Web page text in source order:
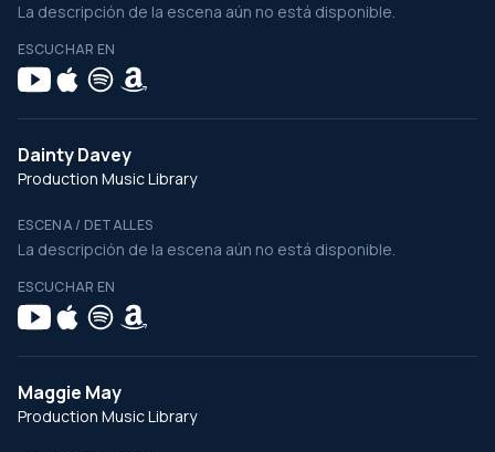
La descripción de la escena aún no está disponible.
ESCUCHAR EN
Dainty Davey
Production Music Library
ESCENA / DETALLES
La descripción de la escena aún no está disponible.
ESCUCHAR EN
Maggie May
Production Music Library